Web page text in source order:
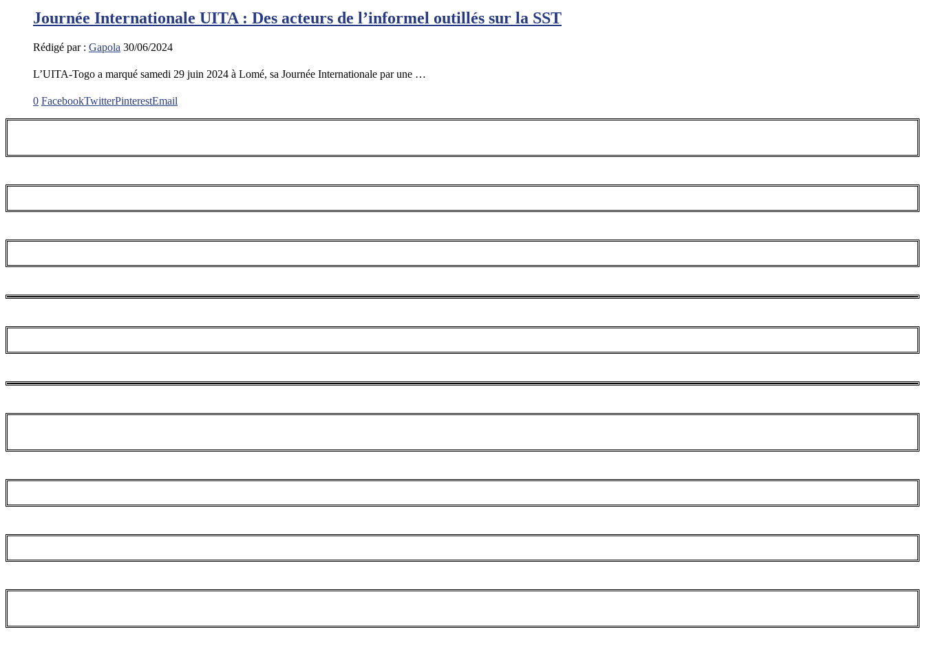
Journée Internationale UITA : Des acteurs de l’informel outillés sur la SST
Rédigé par : Gapola 30/06/2024
L’UITA-Togo a marqué samedi 29 juin 2024 à Lomé, sa Journée Internationale par une …
0 FacebookTwitterPinterestEmail